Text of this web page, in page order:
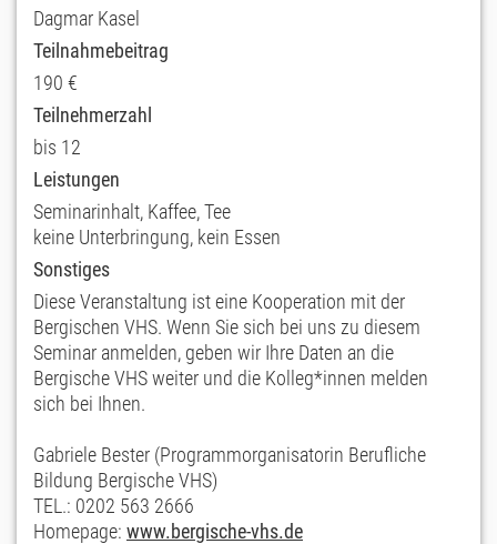
Dagmar Kasel
Teilnahmebeitrag
190 €
Teilnehmerzahl
bis 12
Leistungen
Seminarinhalt, Kaffee, Tee
keine Unterbringung, kein Essen
Sonstiges
Diese Veranstaltung ist eine Kooperation mit der
Bergischen VHS. Wenn Sie sich bei uns zu diesem
Seminar anmelden, geben wir Ihre Daten an die
Bergische VHS weiter und die Kolleg*innen melden
sich bei Ihnen.
Gabriele Bester (Programmorganisatorin Berufliche
Bildung Bergische VHS)
TEL.: 0202 563 2666
Homepage: www.bergische-vhs.de